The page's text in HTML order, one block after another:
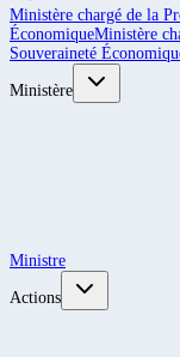
Ministère chargé de la
ÉconomiqueMinistère
Souveraineté
Ministère
Ministre
Actions